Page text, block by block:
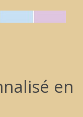
en